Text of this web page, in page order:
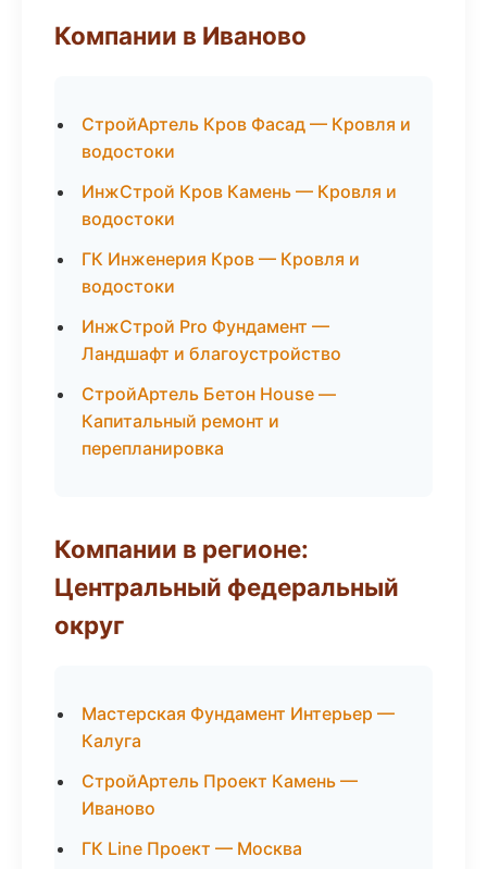
Компании в Иваново
СтройАртель Кров Фасад — Кровля и
водостоки
ИнжСтрой Кров Камень — Кровля и
водостоки
ГК Инженерия Кров — Кровля и
водостоки
ИнжСтрой Pro Фундамент —
Ландшафт и благоустройство
СтройАртель Бетон House —
Капитальный ремонт и
перепланировка
Компании в регионе:
Центральный федеральный
округ
Мастерская Фундамент Интерьер —
Калуга
СтройАртель Проект Камень —
Иваново
ГК Line Проект — Москва